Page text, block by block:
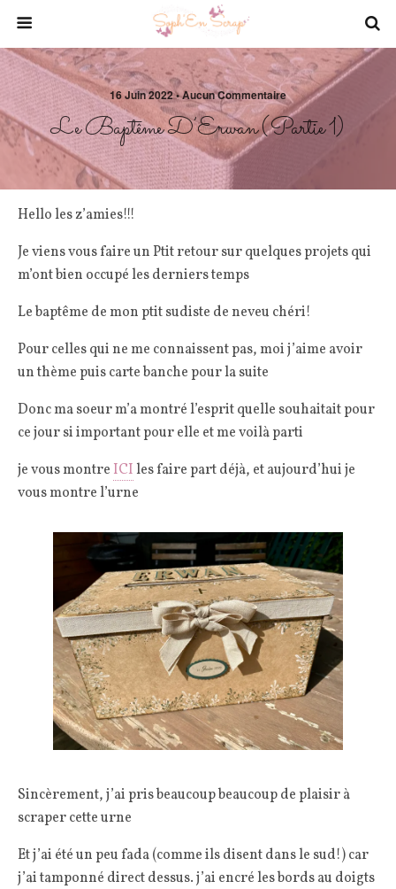
16 Juin 2022 • Aucun Commentaire
Le Baptême D’Erwan (partie 1)
Hello les z’amies!!!
Je viens vous faire un Ptit retour sur quelques projets qui
m’ont bien occupé les derniers temps
Le baptême de mon ptit sudiste de neveu chéri!
Pour celles qui ne me connaissent pas, moi j’aime avoir
un thème puis carte banche pour la suite
Donc ma soeur m’a montré l’esprit quelle souhaitait pour
ce jour si important pour elle et me voilà parti
je vous montre ICIles faire part déjà, et aujourd’hui je
vous montre l’urne
Sincèrement, j’ai pris beaucoup beaucoup de plaisir à
scraper cette urne
Et j’ai été un peu fada (comme ils disent dans le sud!) car
j’ai tamponné direct dessus. j’ai encré les bords au doigts